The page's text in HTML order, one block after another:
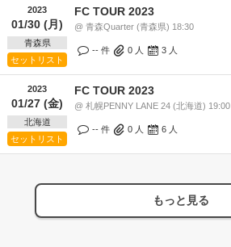
2023
01/30 (月)
青森県
セットリスト
FC TOUR 2023
@ 青森Quarter (青森県) 18:30
-- 件 0 人 3 人
2023
01/27 (金)
北海道
セットリスト
FC TOUR 2023
@ 札幌PENNY LANE 24 (北海道) 19:00
-- 件 0 人 6 人
もっと見る